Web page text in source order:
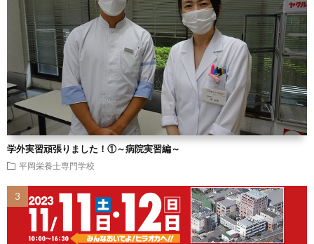
学外実習頑張りました！①～病院実習編～
平岡栄養士専門学校